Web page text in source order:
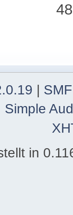
|
Simple
in